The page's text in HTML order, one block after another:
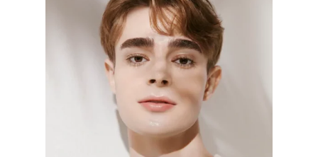
+82 10 4093 9603
ПОЧЕМУ КОРЕЯ